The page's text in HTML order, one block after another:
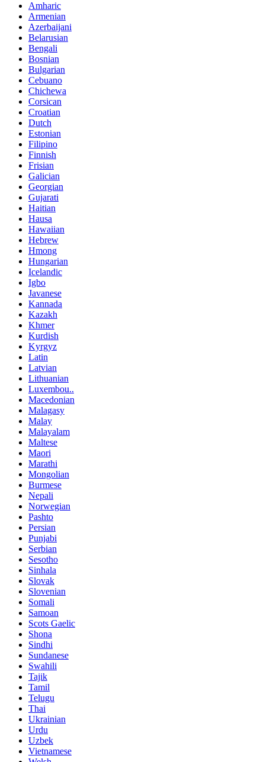
Amharic
Armenian
Azerbaijani
Belarusian
Bengali
Bosnian
Bulgarian
Cebuano
Chichewa
Corsican
Croatian
Dutch
Estonian
Filipino
Finnish
Frisian
Galician
Georgian
Gujarati
Haitian
Hausa
Hawaiian
Hebrew
Hmong
Hungarian
Icelandic
Igbo
Javanese
Kannada
Kazakh
Khmer
Kurdish
Kyrgyz
Latin
Latvian
Lithuanian
Luxembou..
Macedonian
Malagasy
Malay
Malayalam
Maltese
Maori
Marathi
Mongolian
Burmese
Nepali
Norwegian
Pashto
Persian
Punjabi
Serbian
Sesotho
Sinhala
Slovak
Slovenian
Somali
Samoan
Scots Gaelic
Shona
Sindhi
Sundanese
Swahili
Tajik
Tamil
Telugu
Thai
Ukrainian
Urdu
Uzbek
Vietnamese